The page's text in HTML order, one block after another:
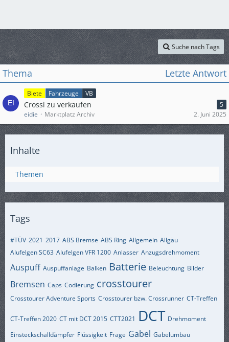
Suche nach Tags
Thema Letzte Antwort
Biete Fahrzeuge VB
Crossi zu verkaufen
5
eidie
Marktplatz Archiv 2. Juni 2025
Inhalte
Themen
Tags
#TÜV 2021 2017 ABS Bremse ABS Ring Allgemein Allgäu
Alufelgen SC63 Alufelgen VFR 1200 Anlasser Anzugsdrehmoment
Auspuff Auspuffanlage Balken Batterie Beleuchtung Bilder
Bremsen Caps Codierung crosstourer
Crosstourer Adventure Sports Crosstourer bzw. Crossrunner CT-Treffen
CT-Treffen 2020 CT mit DCT 2015 CTT2021 DCT Drehmoment
Einsteckschalldämpfer Flüssigkeit Frage Gabel Gabelumbau